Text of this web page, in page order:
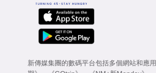
新傳媒集團的數碼平台包括多個網站和應